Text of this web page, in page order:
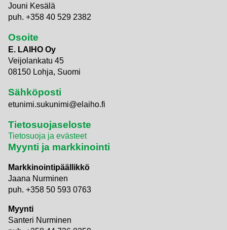
Jouni Kesälä
puh. +358 40 529 2382
Osoite
E. LAIHO Oy
Veijolankatu 45
08150 Lohja, Suomi
Sähköposti
etunimi.sukunimi@elaiho.fi
Tietosuojaseloste
Tietosuoja ja evästeet
Myynti ja markkinointi
Markkinointipäällikkö
Jaana Nurminen
puh. +358 50 593 0763
Myynti
Santeri Nurminen